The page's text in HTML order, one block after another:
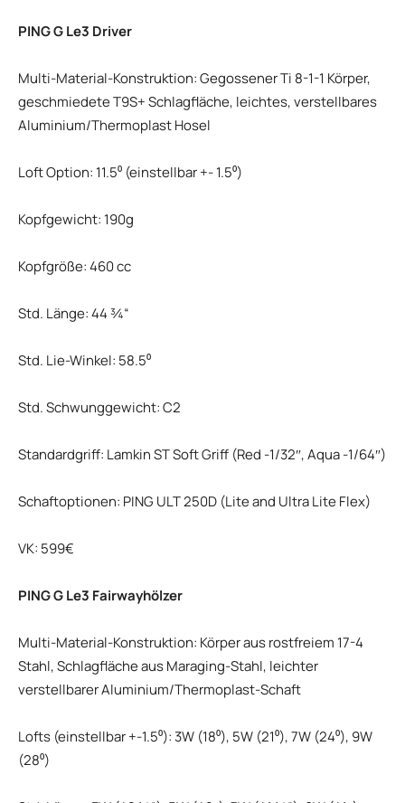
PING G Le3 Driver
Multi-Material-Konstruktion: Gegossener Ti 8-1-1 Körper,
geschmiedete T9S+ Schlagfläche, leichtes, verstellbares
Aluminium/Thermoplast Hosel
Loft Option: 11.5⁰ (einstellbar +- 1.5⁰)
Kopfgewicht: 190g
Kopfgröße: 460 cc
Std. Länge: 44 ¾“
Std. Lie-Winkel: 58.5⁰
Std. Schwunggewicht: C2
Standardgriff: Lamkin ST Soft Griff (Red -1/32″, Aqua -1/64″)
Schaftoptionen: PING ULT 250D (Lite and Ultra Lite Flex)
VK: 599€
PING G Le3 Fairwayhölzer
Multi-Material-Konstruktion: Körper aus rostfreiem 17-4
Stahl, Schlagfläche aus Maraging-Stahl, leichter
verstellbarer Aluminium/Thermoplast-Schaft
Lofts (einstellbar +-1.5⁰): 3W (18⁰), 5W (21⁰), 7W (24⁰), 9W
(28⁰)